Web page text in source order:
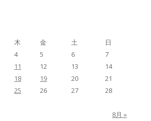
木 金 土 日
8月 »
4 5 6
7
11 12 13
14
18 19 20
21
25 26 27
28